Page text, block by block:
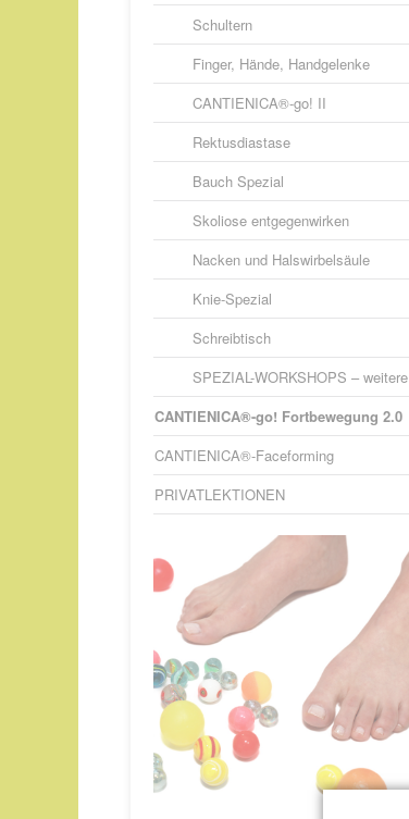
Schultern
Finger, Hände, Handgelenke
CANTIENICA®-go! II
Rektusdiastase
Bauch Spezial
Skoliose entgegenwirken
Nacken und Halswirbelsäule
Knie-Spezial
Schreibtisch
SPEZIAL-WORKSHOPS – weitere
CANTIENICA®-go! Fortbewegung 2.0
CANTIENICA®-Faceforming
PRIVATLEKTIONEN